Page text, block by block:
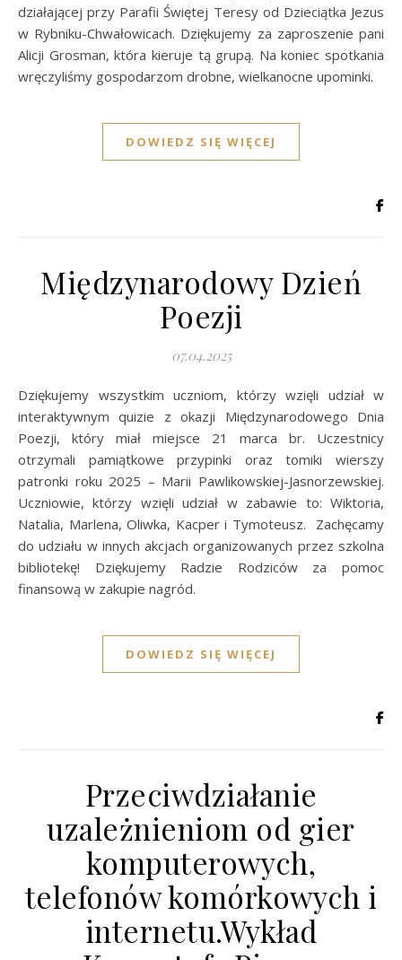
działającej przy Parafii Świętej Teresy od Dzieciątka Jezus
w Rybniku-Chwałowicach. Dziękujemy za zaproszenie pani
Alicji Grosman, która kieruje tą grupą. Na koniec spotkania
wręczyliśmy gospodarzom drobne, wielkanocne upominki.
DOWIEDZ SIĘ WIĘCEJ
Międzynarodowy Dzień
Poezji
07.04.2025
Dziękujemy wszystkim uczniom, którzy wzięli udział w
interaktywnym quizie z okazji Międzynarodowego Dnia
Poezji, który miał miejsce 21 marca br. Uczestnicy
otrzymali pamiątkowe przypinki oraz tomiki wierszy
patronki roku 2025 – Marii Pawlikowskiej-Jasnorzewskiej.
Uczniowie, którzy wzięli udział w zabawie to: Wiktoria,
Natalia, Marlena, Oliwka, Kacper i Tymoteusz. Zachęcamy
do udziału w innych akcjach organizowanych przez szkolna
bibliotekę! Dziękujemy Radzie Rodziców za pomoc
finansową w zakupie nagród.
DOWIEDZ SIĘ WIĘCEJ
Przeciwdziałanie
uzależnieniom od gier
komputerowych,
telefonów komórkowych i
internetu.Wykład